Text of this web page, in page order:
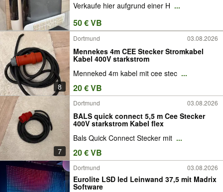
Verkaufe hier aufgrund einer H ...
50 € VB
8
Dortmund 03.08.2026
Mennekes 4m CEE Stecker Stromkabel
Kabel 400V starkstrom
Menneked 4m kabel mit cee stec ...
20 € VB
7
Dortmund 03.08.2026
BALS quick connect 5,5 m Cee Stecker
400V starkstrom Kabel flex
Bals Quick Connect Stecker mit ...
20 € VB
Dortmund 03.08.2026
Eurolite LSD led Leinwand 37,5 mit Madrix
Software